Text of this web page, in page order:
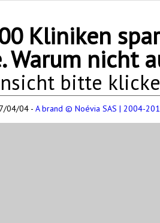
Kliniken
Warum nicht
bitte
04/04 - A brand © Noévia SAS | 2004-